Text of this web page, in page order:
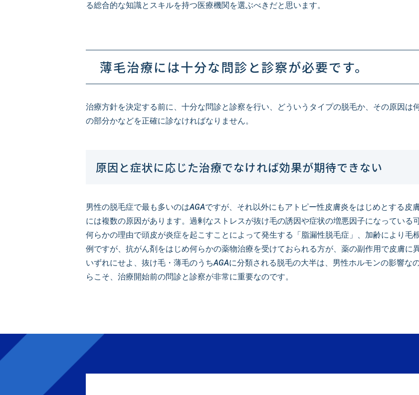
る総合的な知識とスキルを持つ医療機関を選ぶべきだと思います。
薄毛治療には十分な問診と診察が必要です。
治療方針を決定する前に、十分な問診と診察を行い、どういうタイプの脱毛か、その原因は
の部分かなどを正確に診なければなりません。
原因と症状に応じた治療でなければ効果が期待できない
男性の脱毛症で最も多いのはAGAですが、それ以外にもアトピー性皮膚炎をはじめとする皮
には複数の原因があります。過剰なストレスが抜け毛の誘因や症状の増悪因子になっている
何らかの理由で頭皮が炎症を起こすことによって発生する「脂漏性脱毛症」、加齢により毛
例ですが、抗がん剤をはじめ何らかの薬物治療を受けておられる方が、薬の副作用で皮膚に
いずれにせよ、抜け毛・薄毛のうちAGAに分類される脱毛の大半は、男性ホルモンの影響な
らこそ、治療開始前の問診と診察が非常に重要なのです。